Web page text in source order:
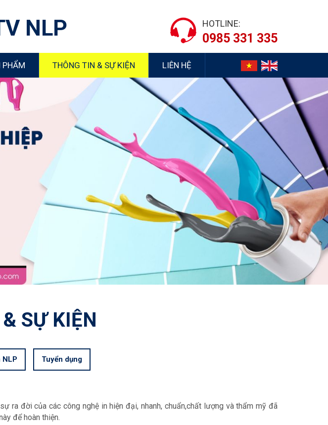
NLP HOTLINE:
0985 331 335
PHẨM THÔNG TIN & SỰ KIỆN LIÊN HỆ
SỰ KIỆN
NLP Tuyển dụng
ra đời của các công nghệ in hiện đại, nhanh, chuẩn,chất lượng và thẩm mỹ đã
để hoàn thiện.